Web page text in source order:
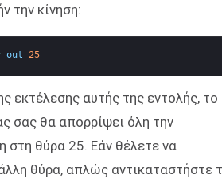
την κίνηση:
out 25
εκτέλεσης αυτής της εντολής, το
σας θα απορρίψει όλη την
στη θύρα 25. Εάν θέλετε να
θύρα, απλώς αντικαταστήστε